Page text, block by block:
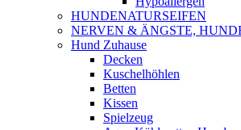
HUNDENATURSEIFEN
NERVEN & ÄNGSTE,
Hund Zuhause
Decken
Kuschelhöhlen
Betten
Kissen
Spielzeug